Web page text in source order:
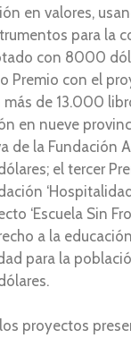
en valores,
para la
con 8000
Premio con el
más de 13.000
en nueve
de la Fundación
el tercer
‘Escuela Sin
a la
para la
proyectos